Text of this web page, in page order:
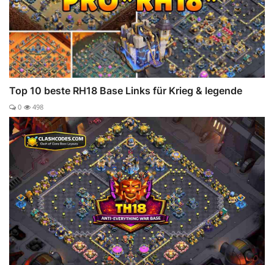
Top 10 beste RH18 Base Links für Krieg & legende
0 498